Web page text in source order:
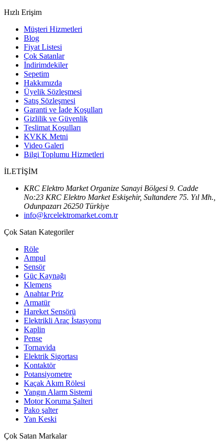
Hızlı Erişim
Müşteri Hizmetleri
Blog
Fiyat Listesi
Çok Satanlar
İndirimdekiler
Sepetim
Hakkımızda
Üyelik Sözleşmesi
Satış Sözleşmesi
Garanti ve İade Koşulları
Gizlilik ve Güvenlik
Teslimat Koşulları
KVKK Metni
Video Galeri
Bilgi Toplumu Hizmetleri
İLETİŞİM
KRC Elektro Market Organize Sanayi Bölgesi 9. Cadde
No:23 KRC Elektro Market Eskişehir, Sultandere 75. Yıl Mh.,
Odunpazarı 26250 Türkiye
info@krcelektromarket.com.tr
Çok Satan Kategoriler
Röle
Ampul
Sensör
Güç Kaynağı
Klemens
Anahtar Priz
Armatür
Hareket Sensörü
Elektrikli Araç İstasyonu
Kaplin
Pense
Tornavida
Elektrik Sigortası
Kontaktör
Potansiyometre
Kaçak Akım Rölesi
Yangın Alarm Sistemi
Motor Koruma Şalteri
Pako şalter
Yan Keski
Çok Satan Markalar